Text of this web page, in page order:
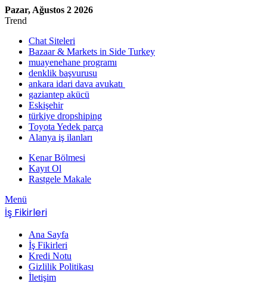
Pazar, Ağustos 2 2026
Trend
Chat Siteleri
Bazaar & Markets in Side Turkey
muayenehane programı
denklik başvurusu
ankara idari dava avukatı
gaziantep akücü
Eskişehir
türkiye dropshiping
Toyota Yedek parça
Alanya iş ilanları
Kenar Bölmesi
Kayıt Ol
Rastgele Makale
Menü
İş Fikirleri
Ana Sayfa
İş Fikirleri
Kredi Notu
Gizlilik Politikası
İletişim